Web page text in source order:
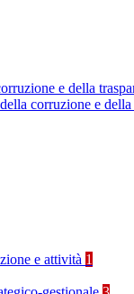
e della
corruzione e
e attività 1